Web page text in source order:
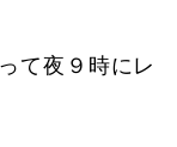
て夜９時にレ